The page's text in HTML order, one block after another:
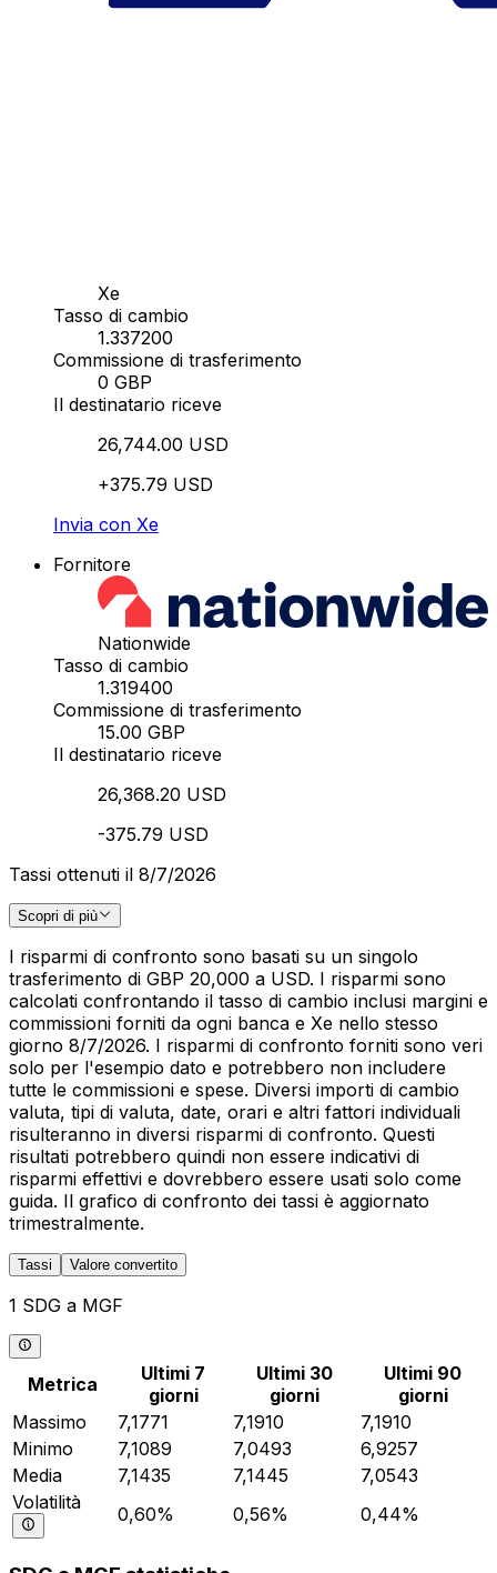
Xe
Tasso di cambio
1.337200
Commissione di trasferimento
0 GBP
Il destinatario riceve
26,744.00 USD
+375.79 USD
Invia con Xe
Fornitore
Nationwide
Tasso di cambio
1.319400
Commissione di trasferimento
15.00 GBP
Il destinatario riceve
26,368.20 USD
-375.79 USD
Tassi ottenuti il 8/7/2026
Scopri di più
I risparmi di confronto sono basati su un singolo
trasferimento di GBP 20,000 a USD. I risparmi sono
calcolati confrontando il tasso di cambio inclusi margini e
commissioni forniti da ogni banca e Xe nello stesso
giorno 8/7/2026. I risparmi di confronto forniti sono veri
solo per l'esempio dato e potrebbero non includere
tutte le commissioni e spese. Diversi importi di cambio
valuta, tipi di valuta, date, orari e altri fattori individuali
risulteranno in diversi risparmi di confronto. Questi
risultati potrebbero quindi non essere indicativi di
risparmi effettivi e dovrebbero essere usati solo come
guida. Il grafico di confronto dei tassi è aggiornato
trimestralmente.
Tassi Valore convertito
1 SDG a MGF
Metrica
Ultimi 7
giorni
Ultimi 30
giorni
Ultimi 90
giorni
Massimo
7,1771 7,1910
7,1910
Minimo
7,1089 7,0493
6,9257
Media
7,1435 7,1445
7,0543
Volatilità
0,60% 0,56% 0,44%